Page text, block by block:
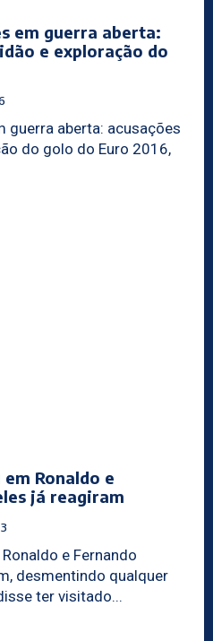
em guerra aberta:
e exploração do
guerra aberta: acusações
do golo do Euro 2016,
Ronaldo e
já reagiram
e Fernando
desmentindo qualquer
disse ter visitado...